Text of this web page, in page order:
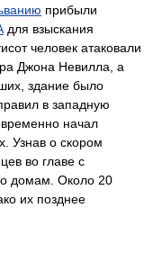
прибыли
для взыскания
человек атаковали
Джона Невилла, а
здание было
в западную
начал
Узнав о скором
во главе с
домам. Около 20
их позднее